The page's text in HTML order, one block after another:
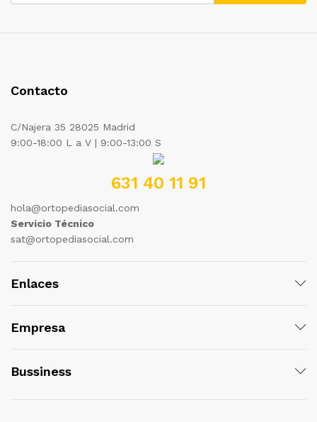
Contacto
C/Najera 35 28025 Madrid
9:00-18:00 L a V | 9:00-13:00 S
631 40 11 91
hola@ortopediasocial.com
Servicio Técnico
sat@ortopediasocial.com
Enlaces
Empresa
Bussiness